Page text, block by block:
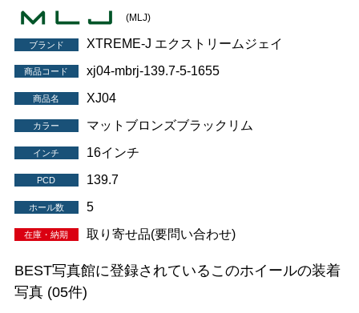
(MLJ)
ブランド XTREME-J エクストリームジェイ
商品コード xj04-mbrj-139.7-5-1655
商品名 XJ04
カラー マットブロンズブラックリム
インチ 16インチ
PCD 139.7
ホール数 5
在庫・納期 取り寄せ品(要問い合わせ)
BEST写真館に登録されているこのホイールの装着
写真(05件)